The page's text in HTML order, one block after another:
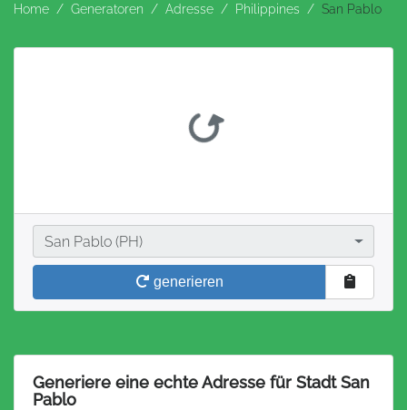
Home Generatoren Adresse Philippines San Pablo
Stadt
San Pablo (PH)
generieren
Generiere eine echte Adresse für Stadt San
Pablo